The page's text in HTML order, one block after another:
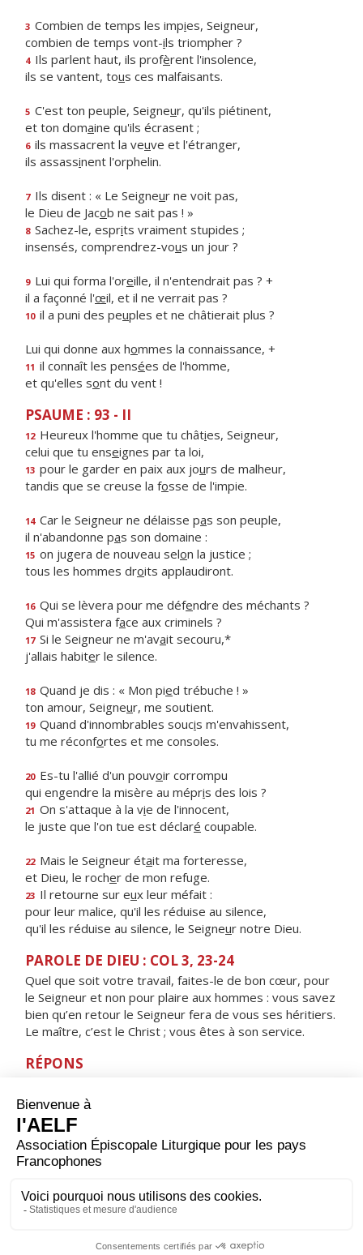
3 Combien de temps les impies, Seigneur,
combien de temps vont-ils triompher ?
4 Ils parlent haut, ils profèrent l'insolence,
ils se vantent, tous ces malfaisants.
5 C'est ton peuple, Seigneur, qu'ils piétinent,
et ton domaine qu'ils écrasent ;
6 ils massacrent la veuve et l'étranger,
ils assassinent l'orphelin.
7 Ils disent : « Le Seigneur ne voit pas,
le Dieu de Jacob ne sait pas ! »
8 Sachez-le, esprits vraiment stupides ;
insensés, comprendrez-vous un jour ?
9 Lui qui forma l'oreille, il n'entendrait pas ? +
il a façonné l'œil, et il ne verrait pas ?
10 il a puni des peuples et ne châtierait plus ?
Lui qui donne aux hommes la connaissance, +
11 il connaît les pensées de l'homme,
et qu'elles sont du vent !
PSAUME : 93 - II
12 Heureux l'homme que tu châties, Seigneur,
celui que tu enseignes par ta loi,
13 pour le garder en paix aux jours de malheur,
tandis que se creuse la fosse de l'impie.
14 Car le Seigneur ne délaisse pas son peuple,
il n'abandonne pas son domaine :
15 on jugera de nouveau selon la justice ;
tous les hommes droits applaudiront.
16 Qui se lèvera pour me défendre des méchants ?
Qui m'assistera face aux criminels ?
17 Si le Seigneur ne m'avait secouru,*
j'allais habiter le silence.
18 Quand je dis : « Mon pied trébuche ! »
ton amour, Seigneur, me soutient.
19 Quand d'innombrables soucis m'envahissent,
tu me réconfortes et me consoles.
20 Es-tu l'allié d'un pouvoir corrompu
qui engendre la misère au mépris des lois ?
21 On s'attaque à la vie de l'innocent,
le juste que l'on tue est déclaré coupable.
22 Mais le Seigneur était ma forteresse,
et Dieu, le rocher de mon refuge.
23 Il retourne sur eux leur méfait :
pour leur malice, qu'il les réduise au silence,
qu'il les réduise au silence, le Seigneur notre Dieu.
PAROLE DE DIEU : COL 3, 23-24
Quel que soit votre travail, faites-le de bon cœur, pour
le Seigneur et non pour plaire aux hommes : vous savez
bien qu’en retour le Seigneur fera de vous ses héritiers.
Le maître, c’est le Christ ; vous êtes à son service.
RÉPONS
de toi dépend mon sort.
ORAISON
Seigneur Jésus Christ, toi qui étendis les bras sur la
croix pour sauver tous les hommes, donne-nous de te
monde l'oeuvre de ton amour. Toi qui règnes pour les